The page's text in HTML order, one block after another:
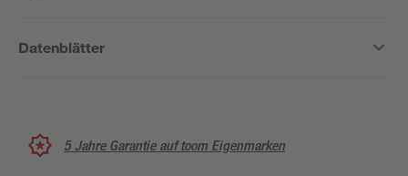
Datenblätter
5 Jahre Garantie auf toom Eigenmarken